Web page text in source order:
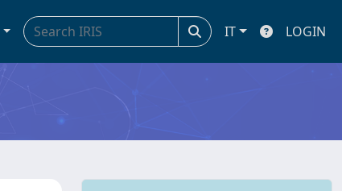
IT LOGIN